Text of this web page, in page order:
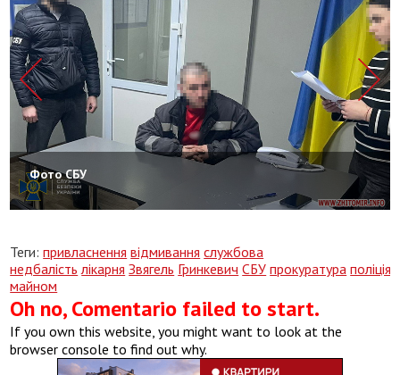
Фото СБУ
Теги:привласнення відмивання службова
недбалість лікарня Звягель Гринкевич СБУ прокуратура поліція
майном
Oh no, Comentario failed to start.
If you own this website, you might want to look at the
browser console to find out why.